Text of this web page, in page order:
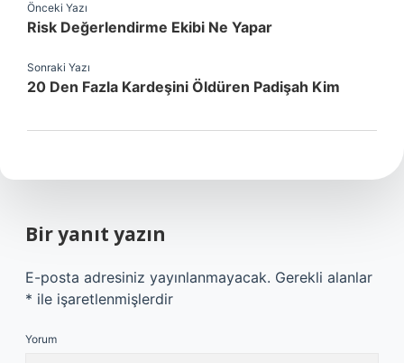
Önceki Yazı
Risk Değerlendirme Ekibi Ne Yapar
Sonraki Yazı
20 Den Fazla Kardeşini Öldüren Padişah Kim
Bir yanıt yazın
E-posta adresiniz yayınlanmayacak. Gerekli alanlar
* ile işaretlenmişlerdir
Yorum